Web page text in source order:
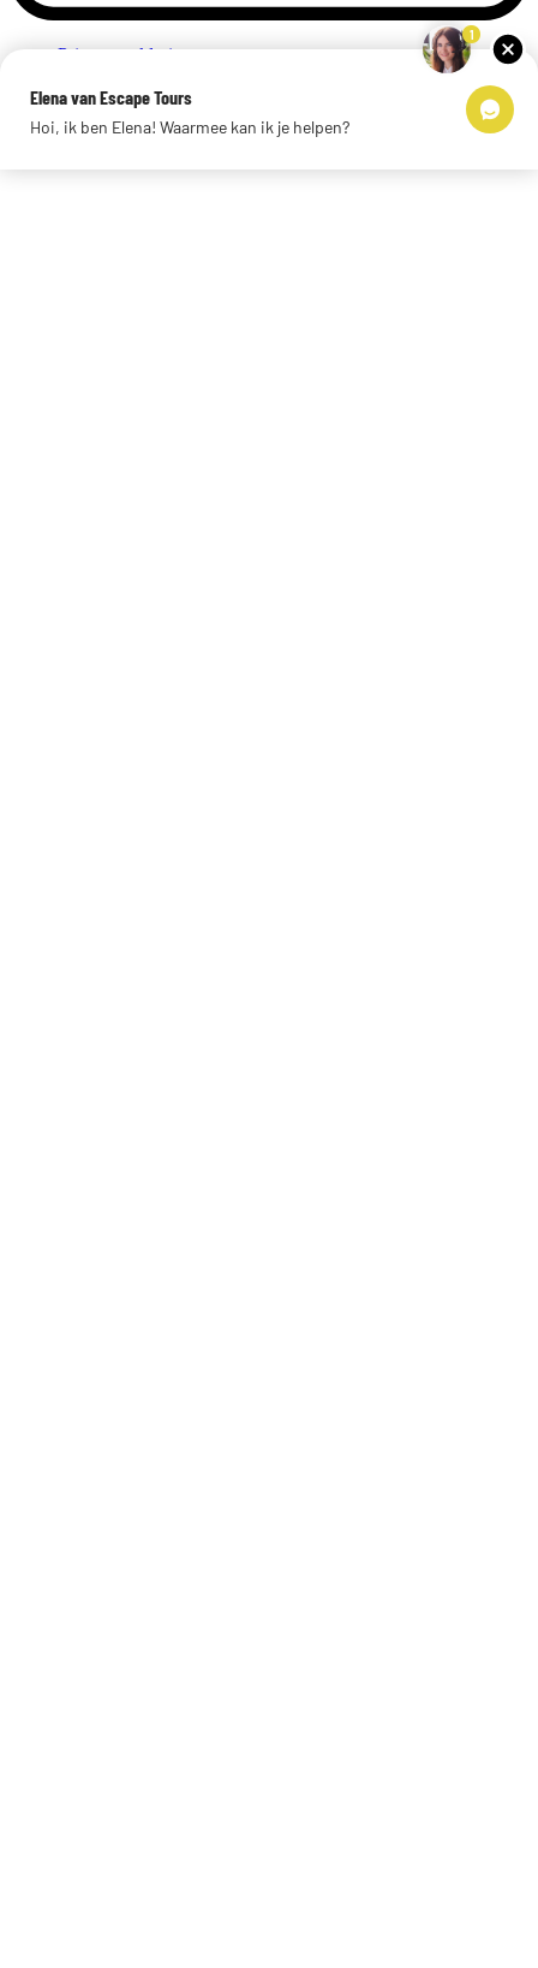
Privacyverklaring
Links
© 2026 Escape Tours
1
Elena van Escape Tours
Hoi, ik ben Elena! Waarmee kan ik je helpen?